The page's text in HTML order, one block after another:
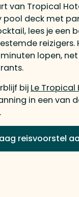
van Tropical
pool deck met
lees je een
lopen,
bij Le Tropical
in een van
reisvoorstel